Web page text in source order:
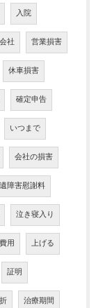
入院
社 営業損害
休車損害
確定申告
いつまで
会社の損害
障害慰謝料
泣き寝入り
用 上げる
証明
治療期間